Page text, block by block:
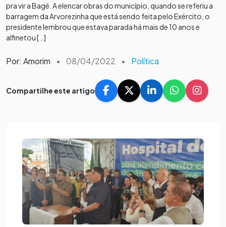
pra vir a Bagé. A elencar obras do município, quando se referiu a
barragem da Arvorezinha que está sendo feita pelo Exército, o
presidente lembrou que estava parada há mais de 10 anos e
alfinetou […]
Por: Amorim • 08/04/2022 • Política
Compartilhe este artigo